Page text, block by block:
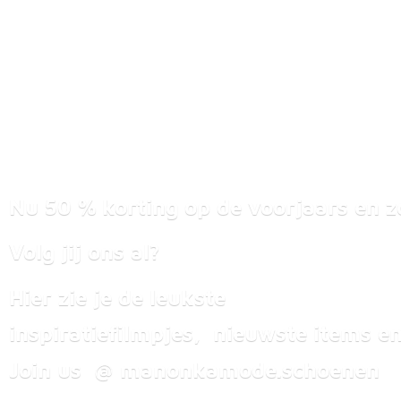
Nu 50 % korting op de voorjaars en
Volg jij ons al?
Hier zie je de leukste
inspiratiefilmpjes, nieuwste items
Join us @ manonkamode.schoenen